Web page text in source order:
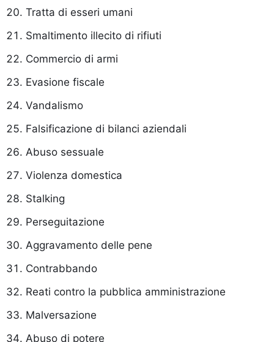
Tratta di esseri umani
Smaltimento illecito di rifiuti
Commercio di armi
Evasione fiscale
Vandalismo
Falsificazione di bilanci aziendali
Abuso sessuale
Violenza domestica
Stalking
Perseguitazione
Aggravamento delle pene
Contrabbando
Reati contro la pubblica amministrazione
Malversazione
Abuso di potere